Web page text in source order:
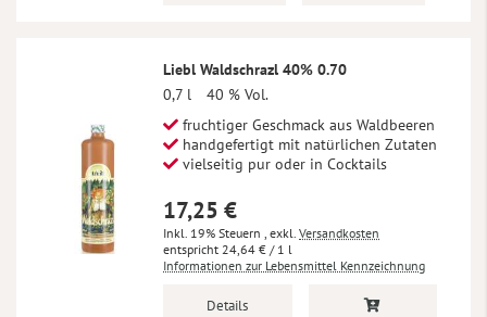
Liebl Waldschrazl 40% 0.70
0,7 l
40 % Vol.
fruchtiger Geschmack aus Waldbeeren
handgefertigt mit natürlichen Zutaten
vielseitig pur oder in Cocktails
17,25 €
Inkl. 19% Steuern , exkl. Versandkosten
24,64 € / 1 l
Informationen zur Lebensmittel Kennzeichnung
Details